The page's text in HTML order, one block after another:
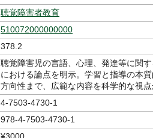
聴覚障害者教育
510072000000000
378.2
聴覚障害児の言語、心理、発達等に関
における論点を明示。学習と指導の本
方向性まで、広範な内容を科学的な視
4-7503-4730-1
978-4-7503-4730-1